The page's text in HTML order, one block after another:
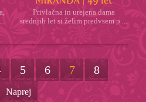
Privlačna in urejena dama
srednjih let si želim predvsem p ...
5 6 7
8
Naprej